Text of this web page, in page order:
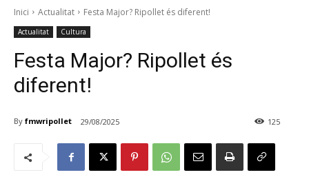
Inici Actualitat Festa Major? Ripollet és diferent!
Actualitat Cultura
Festa Major? Ripollet és
diferent!
By fmwripollet 29/08/2025 125